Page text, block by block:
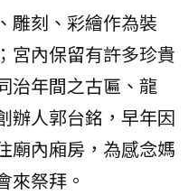
雕刻、彩繪作為裝
宮內保留有許多珍貴
治年間之古匾、龍
辦人郭台銘，早年因
廟內廂房，為感念媽
來祭拜。